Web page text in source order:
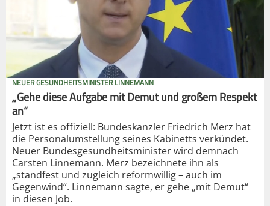
NEUER GESUNDHEITSMINISTER LINNEMANN
„Gehe diese Aufgabe mit Demut und großem Respekt
an“
Jetzt ist es offiziell: Bundeskanzler Friedrich Merz hat
die Personalumstellung seines Kabinetts verkündet.
Neuer Bundesgesundheitsminister wird demnach
Carsten Linnemann. Merz bezeichnete ihn als
„standfest und zugleich reformwillig – auch im
Gegenwind“. Linnemann sagte, er gehe „mit Demut“
in diesen Job.